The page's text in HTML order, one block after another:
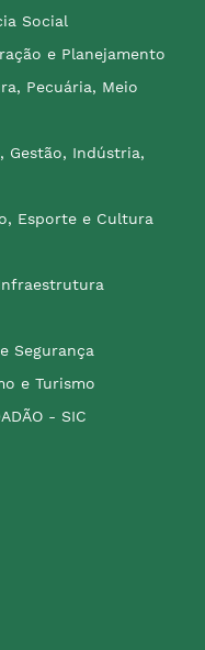
Social
e Planejamento
Pecuária, Meio
Gestão, Indústria,
Esporte e Cultura
Segurança
e Turismo
- SIC